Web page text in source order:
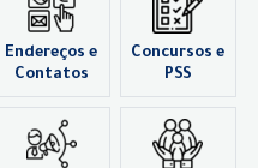
Endereços e
Contatos
Concursos e
PSS